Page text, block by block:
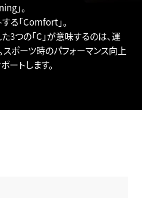
」。
る「Comfort」。
つの「C」が意味するのは、運
ポーツ時のパフォーマンス向上
ートします。